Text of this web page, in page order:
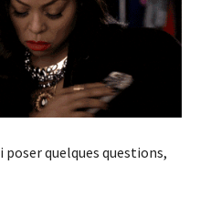
poser quelques questions,